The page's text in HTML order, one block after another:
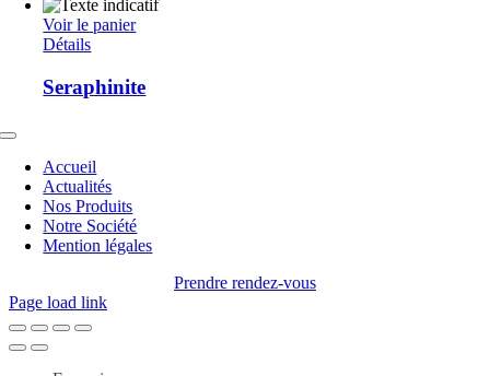
Voir le panier
Détails
Seraphinite
Toggle
NavigationAccueil
Actualités
Nos Produits
Notre Société
Mention légales
Prendre rendez-vous
Page load link